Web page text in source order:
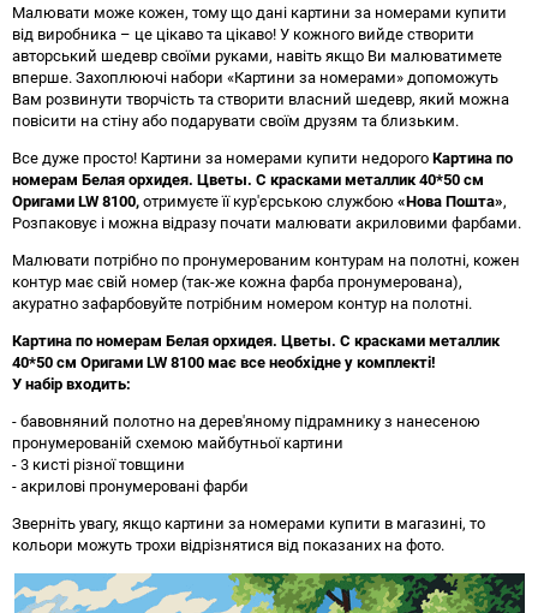
Малювати може кожен, тому що дані картини за номерами купити
від виробника – це цікаво та цікаво! У кожного вийде створити
авторський шедевр своїми руками, навіть якщо Ви малюватимете
вперше. Захоплюючі набори «Картини за номерами» допоможуть
Вам розвинути творчість та створити власний шедевр, який можна
повісити на стіну або подарувати своїм друзям та близьким.
Все дуже просто! Картини за номерами купити недорогоКартина по
номерам Белая орхидея. Цветы. С красками металлик 40*50 см
Оригами LW 8100,отримуєте її кур'єрською службою «Нова Пошта»,
Розпаковує і можна відразу почати малювати акриловими фарбами.
Малювати потрібно по пронумерованим контурам на полотні, кожен
контур має свій номер (так-же кожна фарба пронумерована),
акуратно зафарбовуйте потрібним номером контур на полотні.
Картина по номерам Белая орхидея. Цветы. С красками металлик
40*50 см Оригами LW 8100 має все необхідне у комплекті!
У набір входить:
- бавовняний полотно на дерев'яному підрамнику з нанесеною
пронумерованій схемою майбутньої картини
- 3 кисті різної товщини
- акрилові пронумеровані фарби
Зверніть увагу, якщо картини за номерами купити в магазині, то
кольори можуть трохи відрізнятися від показаних на фото.